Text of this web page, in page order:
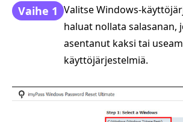
Vaihe 1 Valitse Windows-
haluat nollata salasanan,
asentanut kaksi tai
käyttöjärjestelmiä.